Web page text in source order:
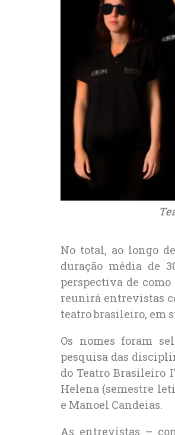
No total, ao longo
duração média de
perspectiva de
reunirá entrevistas
teatro brasileiro, em
Os nomes foram
pesquisa das
do Teatro Brasileiro
Helena (semestre
e Manoel Candeias.
As entrevistas –